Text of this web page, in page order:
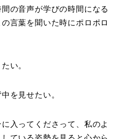
の音声が学びの時間になる
言葉を聞いた時にポロポロ
い。
を見せたい。
入ってくださって、私のよ